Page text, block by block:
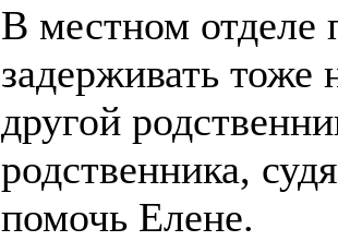
В местном отделе
задерживать тоже
другой
родственника,
помочь Елене.